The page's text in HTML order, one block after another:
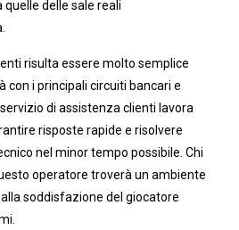
delle sale reali
risulta essere molto semplice
con i principali circuiti bancari e
di assistenza clienti lavora
risposte rapide e risolvere
nel minor tempo possibile. Chi
operatore troverà un ambiente
soddisfazione del giocatore